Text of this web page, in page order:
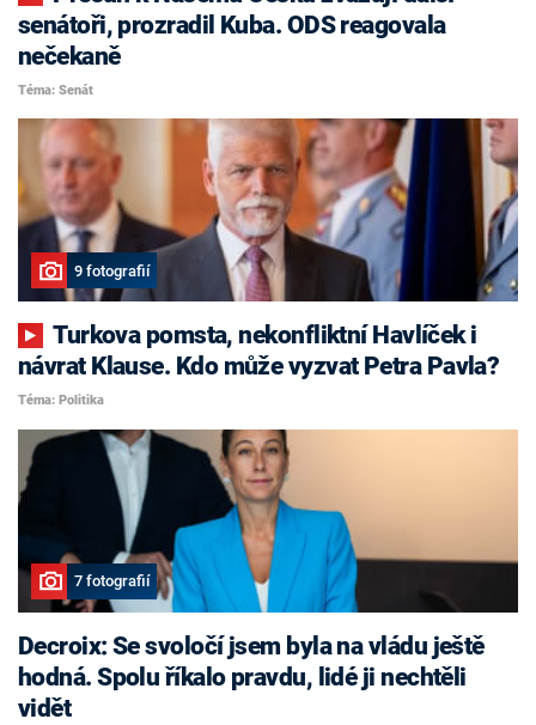
senátoři, prozradil Kuba. ODS reagovala
nečekaně
Téma: Senát
9 fotografií
Turkova pomsta, nekonfliktní Havlíček i
návrat Klause. Kdo může vyzvat Petra Pavla?
Téma: Politika
7 fotografií
Decroix: Se svoločí jsem byla na vládu ještě
hodná. Spolu říkalo pravdu, lidé ji nechtěli
vidět